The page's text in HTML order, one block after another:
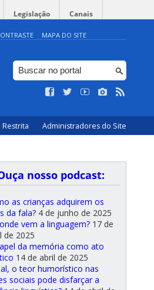
Legislação Canais
MAPA DO SITE
Restrita Administradores do Site
para Pessoas com Deficiência Visual
nosso podcast:
as crianças adquirem os
da fala? 4 de junho de 2025
vem a linguagem? 17 de
de 2025
da memória como ato
14 de abril de 2025
o teor humorístico nas
sociais pode disfarçar a